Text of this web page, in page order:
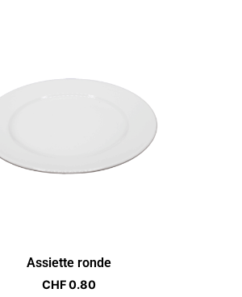
Assiette ronde
CHF0.80